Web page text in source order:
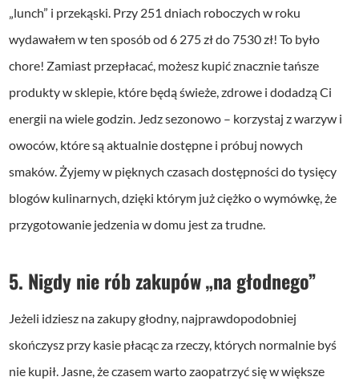
„lunch” i przekąski. Przy 251 dniach roboczych w roku
wydawałem w ten sposób od 6 275 zł do 7530 zł! To było
chore! Zamiast przepłacać, możesz kupić znacznie tańsze
produkty w sklepie, które będą świeże, zdrowe i dodadzą Ci
energii na wiele godzin. Jedz sezonowo – korzystaj z warzyw i
owoców, które są aktualnie dostępne i próbuj nowych
smaków. Żyjemy w pięknych czasach dostępności do tysięcy
blogów kulinarnych, dzięki którym już ciężko o wymówkę, że
przygotowanie jedzenia w domu jest za trudne.
5. Nigdy nie rób zakupów „na głodnego”
Jeżeli idziesz na zakupy głodny, najprawdopodobniej
skończysz przy kasie płacąc za rzeczy, których normalnie byś
nie kupił. Jasne, że czasem warto zaopatrzyć się w większe